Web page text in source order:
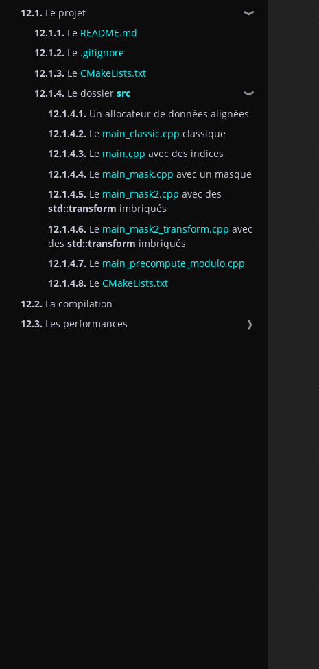
12.1. Le projet ❱
12.1.1. Le README.md
12.1.2. Le .gitignore
12.1.3. Le CMakeLists.txt
12.1.4. Le dossier src ❱
12.1.4.1. Un allocateur de données alignées
12.1.4.2. Le main_classic.cpp classique
12.1.4.3. Le main.cpp avec des indices
12.1.4.4. Le main_mask.cpp avec un masque
12.1.4.5. Le main_mask2.cpp avec des
std::transform imbriqués
12.1.4.6. Le main_mask2_transform.cpp avec
des std::transform imbriqués
12.1.4.7. Le main_precompute_modulo.cpp
12.1.4.8. Le CMakeLists.txt
12.2. La compilation
12.3. Les performances ❱